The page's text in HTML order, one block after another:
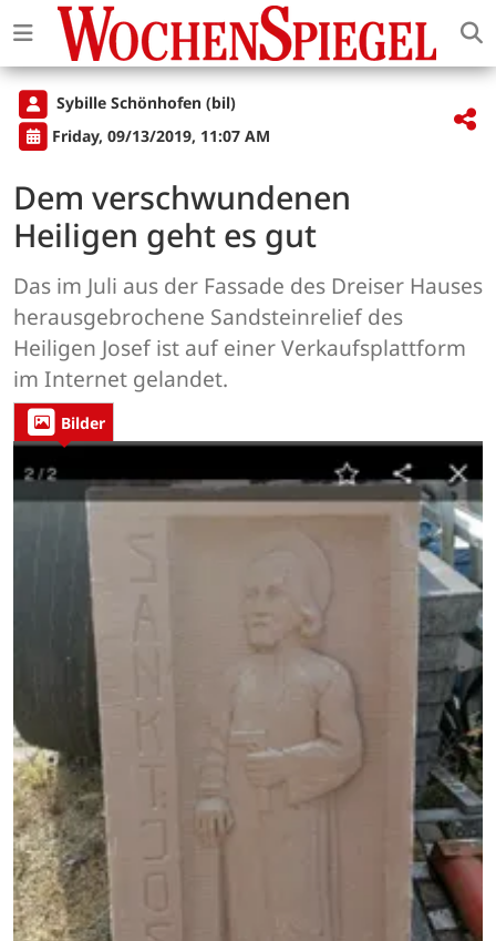
Sybille Schönhofen (bil)
Friday, 09/13/2019, 11:07 AM
Dem verschwundenen
Heiligen geht es gut
Das im Juli aus der Fassade des Dreiser Hauses
herausgebrochene Sandsteinrelief des
Heiligen Josef ist auf einer Verkaufsplattform
im Internet gelandet.
Bilder